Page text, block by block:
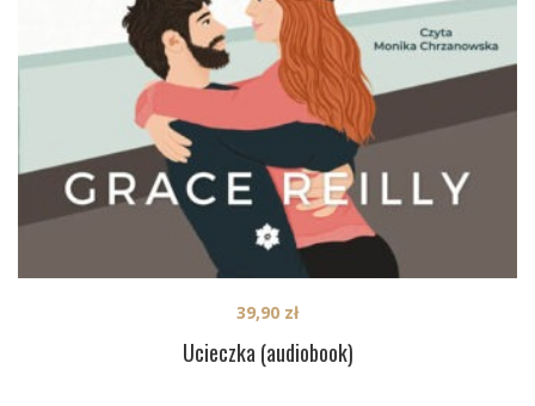
Ucieczka (audiobook)
39,90 zł